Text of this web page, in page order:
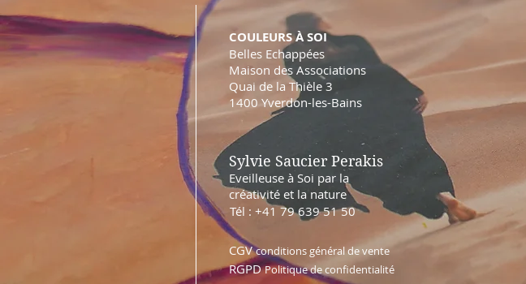
COULEURS À SOI
Belles Echappées
Maison des Associations
Quai de la Thièle 3
1400 Yverdon-les-Bains
Sylvie Saucier Perakis
Eveilleuse à Soi par la
créativité et la nature
Tél : +41 79 639 51 50
CGVconditions général de vente
RGPDPolitique de confidentialité